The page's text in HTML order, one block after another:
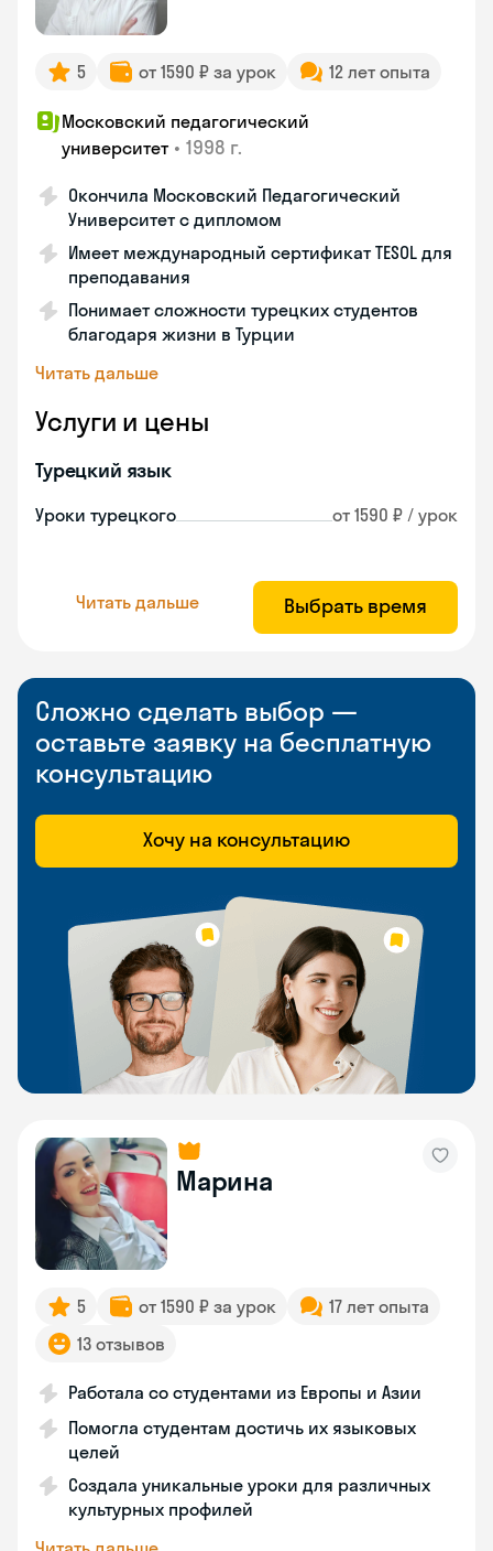
5 от 1590 ₽ за урок 12 лет опыта
Московский педагогический
университет • 1998 г.
Окончила Московский Педагогический
Университет с дипломом
Имеет международный сертификат TESOL для
преподавания
Понимает сложности турецких студентов
благодаря жизни в Турции
Читать дальше
Услуги и цены
Турецкий язык
Уроки турецкого от 1590 ₽ / урок
Читать дальше Выбрать время
Сложно сделать выбор —
оставьте заявку на бесплатную
консультацию
Хочу на консультацию
Марина
5 от 1590 ₽ за урок
17 лет опыта
13 отзывов
Работала со студентами из Европы и Азии
Помогла студентам достичь их языковых
целей
Создала уникальные уроки для различных
культурных профилей